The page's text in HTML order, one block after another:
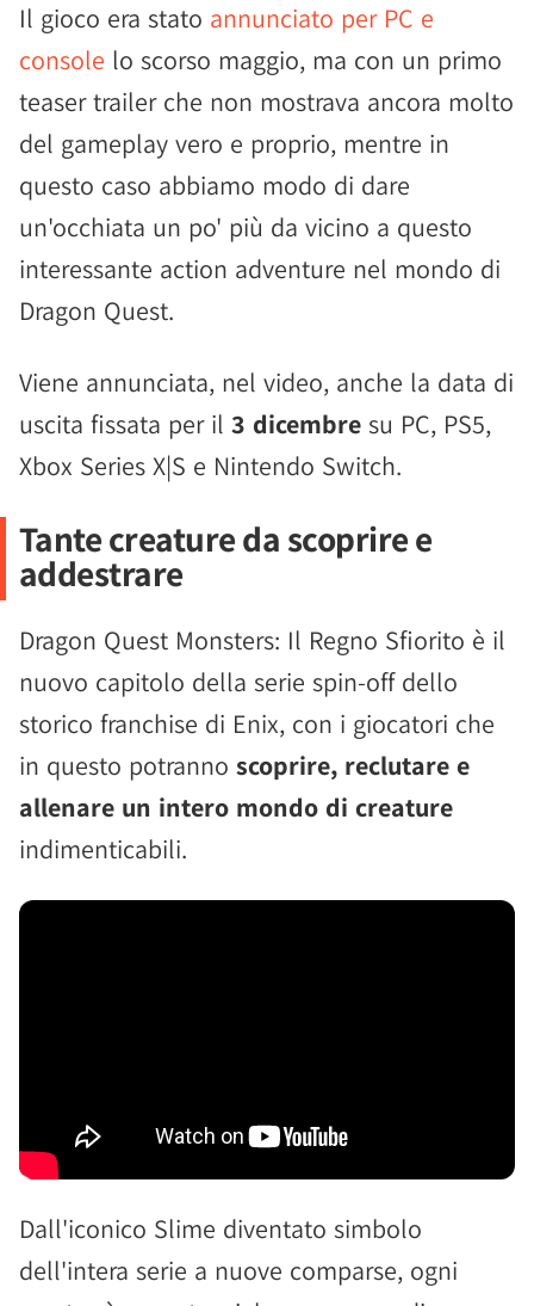
Il gioco era stato annunciato per PC e
console lo scorso maggio, ma con un primo
teaser trailer che non mostrava ancora molto
del gameplay vero e proprio, mentre in
questo caso abbiamo modo di dare
un'occhiata un po' più da vicino a questo
interessante action adventure nel mondo di
Dragon Quest.
Viene annunciata, nel video, anche la data di
uscita fissata per il 3 dicembre su PC, PS5,
Xbox Series X|S e Nintendo Switch.
Tante creature da scoprire e
addestrare
Dragon Quest Monsters: Il Regno Sfiorito è il
nuovo capitolo della serie spin-off dello
storico franchise di Enix, con i giocatori che
in questo potranno scoprire, reclutare e
allenare un intero mondo di creature
indimenticabili.
Dall'iconico Slime diventato simbolo
dell'intera serie a nuove comparse, ogni